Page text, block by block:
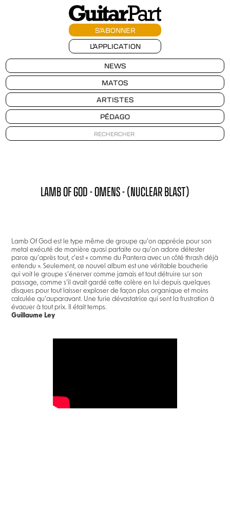
S'ABONNER
L'APPLICATION
NEWS
MATOS
ARTISTES
PÉDAGO
LAMB OF GOD - OMENS - (NUCLEAR BLAST)
Lamb Of God est le type même de groupe qu’on apprécie pour son
metal exécuté de manière quasi parfaite ou qu’on adore détester
parce qu’après tout, c’est « comme du Pantera avec un côté thrash déjà
entendu ». Seulement, ce nouvel album est une véritable boucherie
qui voit le groupe s’énerver comme jamais et tout détruire sur son
passage, comme s’il avait gardé cette colère en lui depuis quelques
disques pour tout laisser exploser de façon plus organique et moins
calculée qu’auparavant. Une furie dévastatrice qui sent la frustration à
évacuer à tout prix. Il était temps.
Guillaume Ley